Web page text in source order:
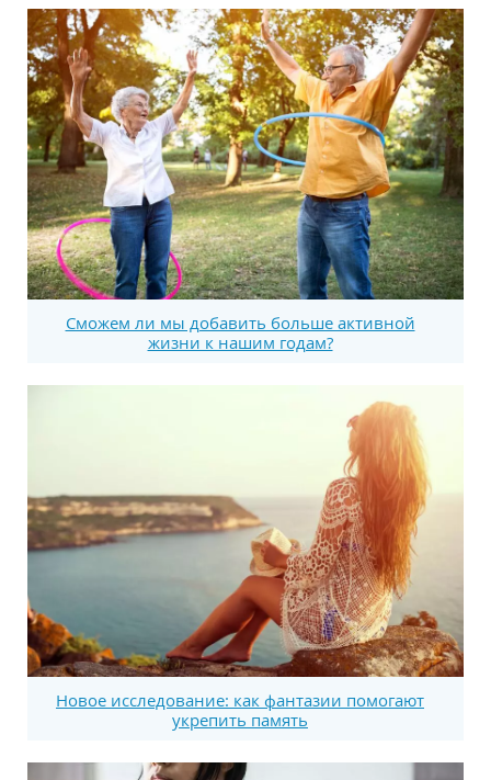
Сможем ли мы добавить больше активной
жизни к нашим годам?
Новое исследование: как фантазии помогают
укрепить память